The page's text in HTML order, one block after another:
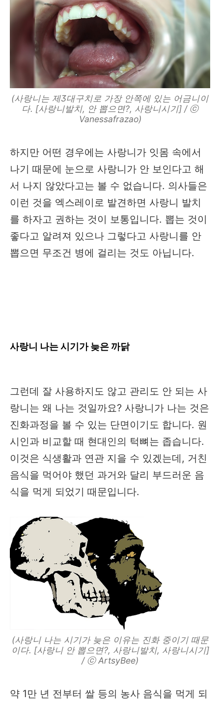
(사랑니는 제3대구치로 가장 안쪽에 있는 어금니이
다. [사랑니발치, 안 뽑으면?, 사랑니시기] / ⓒ
Vanessafrazao)
하지만 어떤 경우에는 사랑니가 잇몸 속에서
나기 때문에 눈으로 사랑니가 안 보인다고 해
서 나지 않았다고는 볼 수 없습니다. 의사들은
이런 것을 엑스레이로 발견하면 사랑니 발치
를 하자고 권하는 것이 보통입니다. 뽑는 것이
좋다고 알려져 있으나 그렇다고 사랑니를 안
뽑으면 무조건 병에 걸리는 것도 아닙니다.
사랑니 나는 시기가 늦은 까닭
그런데 잘 사용하지도 않고 관리도 안 되는 사
랑니는 왜 나는 것일까요? 사랑니가 나는 것은
진화과정을 볼 수 있는 단면이기도 합니다. 원
시인과 비교할 때 현대인의 턱뼈는 좁습니다.
이것은 식생활과 연관 지을 수 있겠는데, 거친
음식을 먹어야 했던 과거와 달리 부드러운 음
식을 먹게 되었기 때문입니다.
(사랑니 나는 시기가 늦은 이유는 진화 중이기 때문
이다. [사랑니 안 뽑으면?, 사랑니발치, 사랑니시기]
/ ⓒ ArtsyBee)
약 1만 년 전부터 쌀 등의 농사 음식을 먹게 되